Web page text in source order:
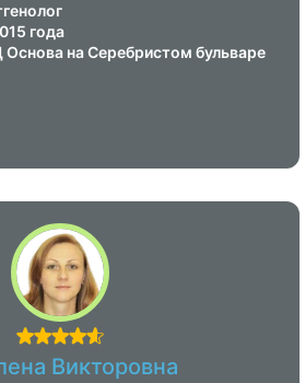
года
на Серебристом бульваре
Викторовна